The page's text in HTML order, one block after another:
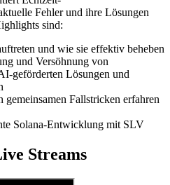
Fehler und ihre Lösungen
sind:
und wie sie effektiv beheben
und Versöhnung von
geförderten Lösungen und
Fallstricken erfahren
Solana-Entwicklung mit SLV
Streams